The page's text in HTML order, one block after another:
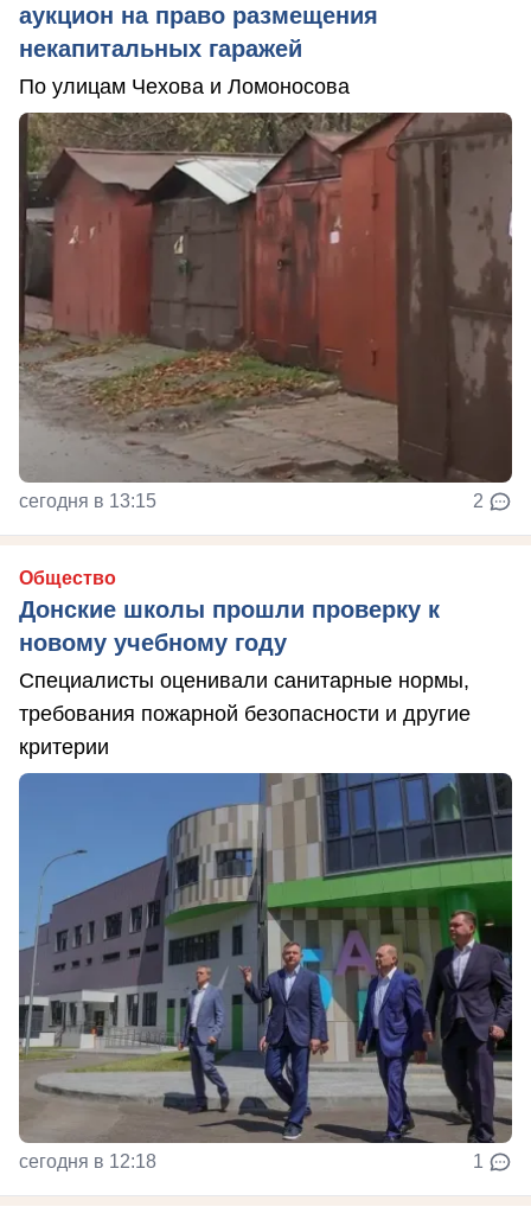
аукцион на право размещения
некапитальных гаражей
По улицам Чехова и Ломоносова
сегодня в 13:15 2
Общество
Донские школы прошли проверку к
новому учебному году
Специалисты оценивали санитарные нормы,
требования пожарной безопасности и другие
критерии
сегодня в 12:18 1